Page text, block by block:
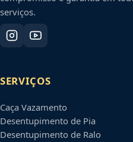
serviços.
SERVIÇOS
Caça Vazamento
Desentupimento de Pia
Desentupimento de Ralo